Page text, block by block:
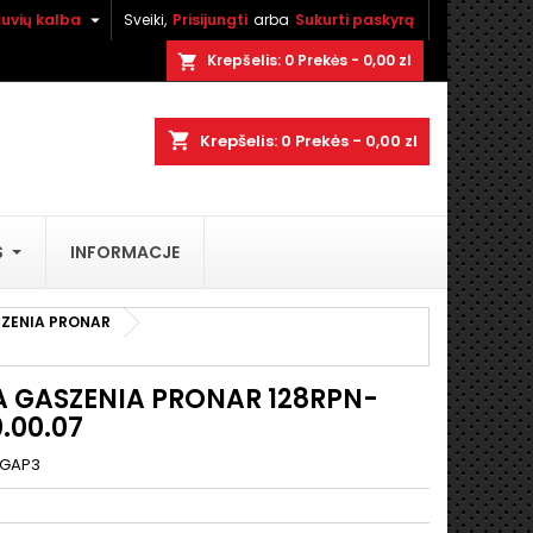
Sveiki, Prisijungti arba Sukurti paskyrą
kalba 
shopping_cart Krepšelis: 0 Prekės - 0,00 zl
shopping_cart Krepšelis: 0 Prekės - 0,00 zl
INFORMACJE
PRONAR
GASZENIA PRONAR 128RPN-